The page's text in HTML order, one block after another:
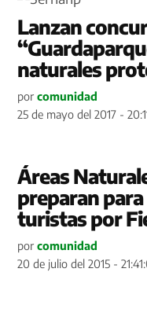
Lanzan
naturales
por comunidad
25 de mayo del 2017 -
Áreas
preparan
turistas por
por comunidad
20 de julio del 2015 -